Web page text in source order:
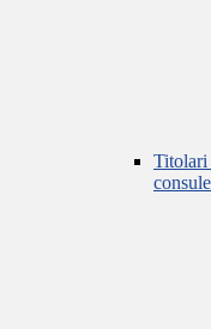
Titolari